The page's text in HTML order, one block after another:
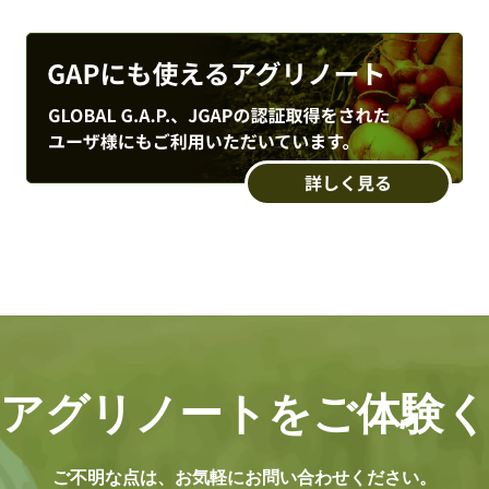
グリノートをご体験
ご不明な点は、 お気軽にお問い合わせください。